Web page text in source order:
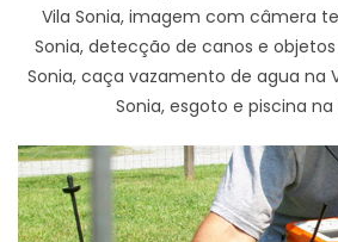
Vila Sonia, imagem com câmera
Sonia, detecção de canos e
Sonia, caça vazamento de agua na
Sonia, esgoto e piscina na